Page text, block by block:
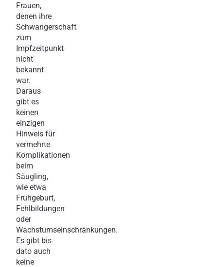
Frauen,
denen ihre
Schwangerschaft
zum
Impfzeitpunkt
nicht
bekannt
war.
Daraus
gibt es
keinen
einzigen
Hinweis für
vermehrte
Komplikationen
beim
Säugling,
wie etwa
Frühgeburt,
Fehlbildungen
oder
Wachstumseinschränkungen.
Es gibt bis
dato auch
keine